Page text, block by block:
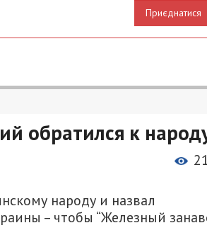
Приєднатися
обратился к
народу и назвал
– чтобы “Железный